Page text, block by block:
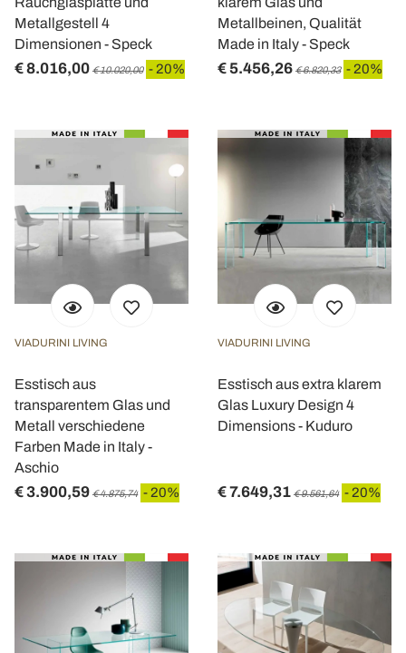
Metallgestell 4
Dimensionen - Speck
€ 8.016,00 € 10.020,00 - 20%
Metallbeinen, Qualität
Made in Italy - Speck
€ 5.456,26 € 6.820,33 - 20%
VIADURINI LIVING
Esstisch aus
transparentem Glas und
Metall verschiedene
Farben Made in Italy -
Aschio
€ 3.900,59 € 4.875,74 - 20%
VIADURINI LIVING
Esstisch aus extra klarem
Glas Luxury Design 4
Dimensions - Kuduro
€ 7.649,31 € 9.561,64 - 20%